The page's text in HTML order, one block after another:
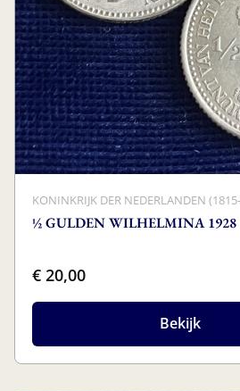
KONINKRIJK DER NEDERLANDEN
½ GULDEN WILHELMINA 1928
€ 20,00
Bekijk